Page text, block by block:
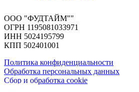
ООО "ФУДТАЙМ""
ОГРН 1195081033971
ИНН 5024195799
КПП 502401001
Политика конфиденциальности
Обработка персональных данных
Сбор и обработка cookie